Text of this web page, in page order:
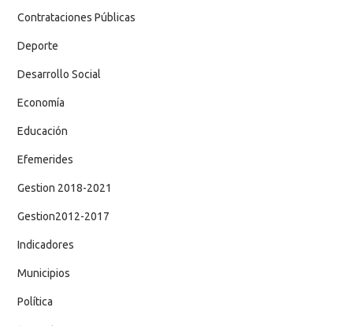
Contrataciones Públicas
Deporte
Desarrollo Social
Economía
Educación
Efemerides
Gestion 2018-2021
Gestion2012-2017
Indicadores
Municipios
Política